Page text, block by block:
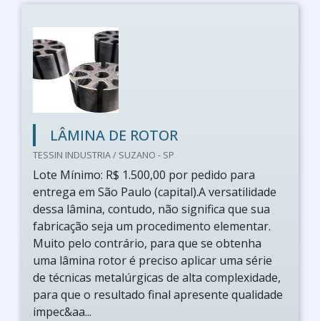
LÂMINA DE ROTOR
TESSIN INDUSTRIA / SUZANO - SP
Lote Mínimo: R$ 1.500,00 por pedido para
entrega em São Paulo (capital).A versatilidade
dessa lâmina, contudo, não significa que sua
fabricação seja um procedimento elementar.
Muito pelo contrário, para que se obtenha
uma lâmina rotor é preciso aplicar uma série
de técnicas metalúrgicas de alta complexidade,
para que o resultado final apresente qualidade
impec&aa...